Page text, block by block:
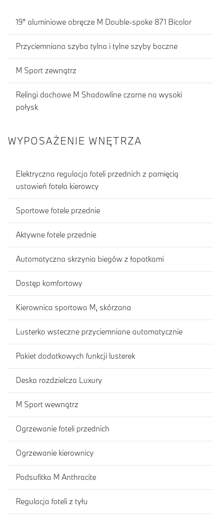
19" aluminiowe obręcze M Double-spoke 871 Bicolor
Przyciemniana szyba tylna i tylne szyby boczne
M Sport zewnątrz
Relingi dachowe M Shadowline czarne na wysoki
połysk
WYPOSAŻENIE WNĘTRZA
Elektryczna regulacja foteli przednich z pamięcią
ustawień fotela kierowcy
Sportowe fotele przednie
Aktywne fotele przednie
Automatyczna skrzynia biegów z łopatkami
Dostęp komfortowy
Kierownica sportowa M, skórzana
Lusterko wsteczne przyciemniane automatycznie
Pakiet dodatkowych funkcji lusterek
Deska rozdzielcza Luxury
M Sport wewnątrz
Ogrzewanie foteli przednich
Ogrzewanie kierownicy
Podsufitka M Anthracite
Regulacja foteli z tyłu